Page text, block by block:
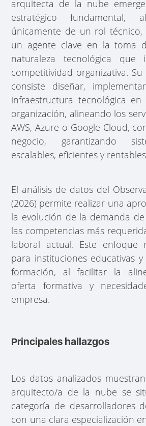
arquitecta de la nube
estratégico
únicamente de un rol
un agente clave en la toma
naturaleza tecnológica que
competitividad organizativa.
consiste diseñar,
infraestructura tecnológica
organización, alineando los
AWS, Azure o Google Cloud,
negocio, garantizando
escalables, eficientes y
El análisis de datos del
(2026) permite realizar una
la evolución de la demanda
las competencias más
laboral actual. Este enfoque
para instituciones educativas
formación, al facilitar la
oferta formativa y
empresa.
Principales hallazgos
Los datos analizados
arquitecto/a de la nube se
categoría de desarrolladores
con una clara especialización